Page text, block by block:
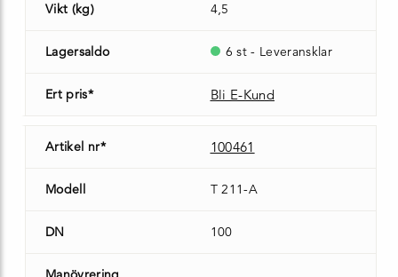
Vikt (kg) 4,5
Lagersaldo 6 st - Leveransklar
Ert pris* Bli E-Kund
Artikel nr* 100461
Modell T 211-A
DN 100